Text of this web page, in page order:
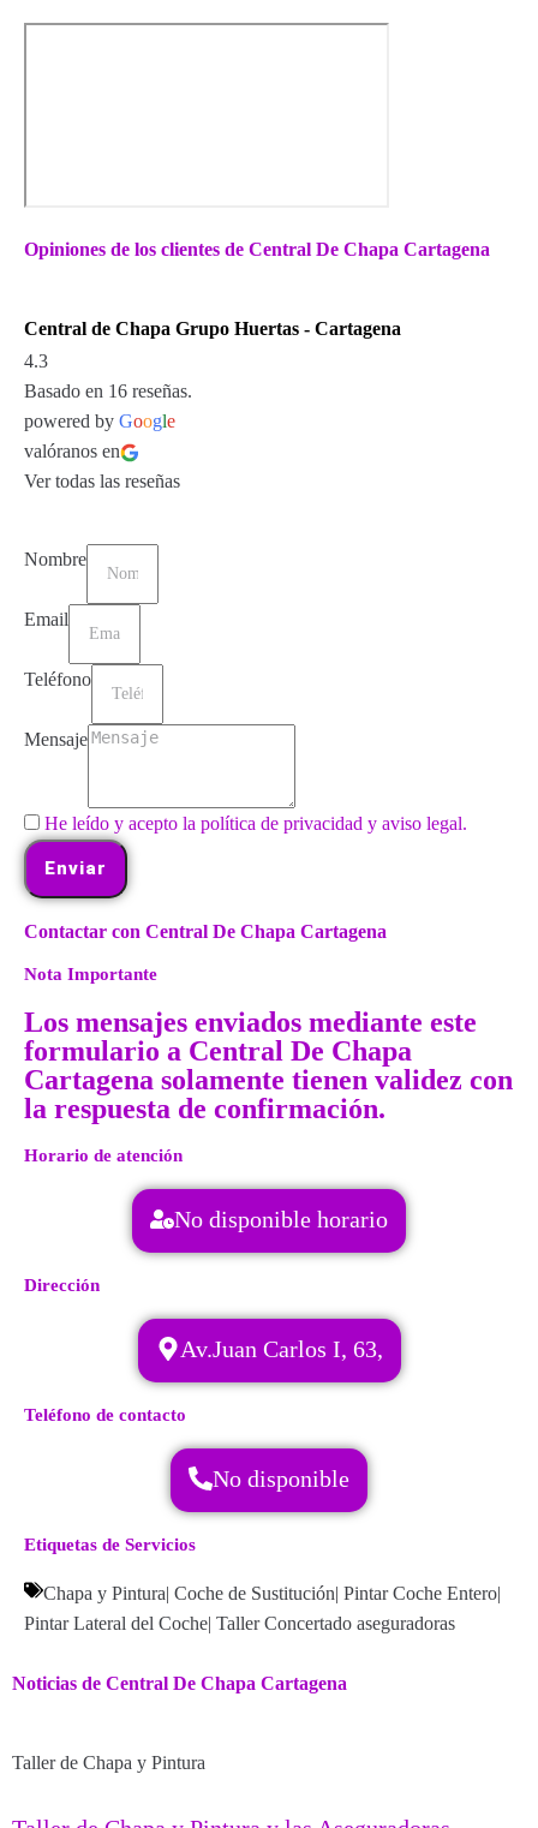
Opiniones de los clientes de Central De Chapa Cartagena
Central de Chapa Grupo Huertas - Cartagena
4.3
Basado en 16 reseñas.
powered by Google
valóranos en
Ver todas las reseñas
Nombre
Email
Teléfono
Mensaje
He leído y acepto la política de privacidad y aviso legal.
Enviar
Contactar con Central De Chapa Cartagena
Nota Importante
Los mensajes enviados mediante este
formulario a Central De Chapa
Cartagena solamente tienen validez con
la respuesta de confirmación.
Horario de atención
No disponible horario
Dirección
Av.Juan Carlos I, 63,
Teléfono de contacto
No disponible
Etiquetas de Servicios
Chapa y Pintura| Coche de Sustitución| Pintar Coche Entero|
Pintar Lateral del Coche| Taller Concertado aseguradoras
Noticias de Central De Chapa Cartagena
Taller de Chapa y Pintura